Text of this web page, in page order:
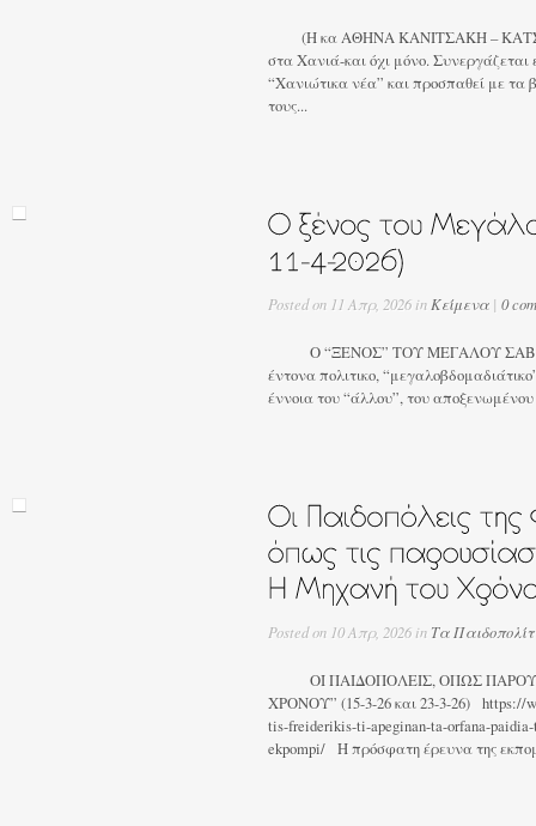
(Η κα ΑΘΗΝΑ ΚΑΝΙΤΣΑΚΗ –
στα Χανιά-και όχι μόνο. Συνεργάζεται
“Χανιώτικα νέα” και προσπαθεί με τα
τους...
Posted on 11 Απρ, 2026 in Κείμενα | 0
Ο “ΞΕΝΟΣ” ΤΟΥ ΜΕΓΑΛΟΥ
έντονα πολιτικο,
έννοια του “άλλου”, του
Posted on 10 Απρ, 2026 in Τα
ΟΙ ΠΑΙΔΟΠΟΛΕΙΣ, ΟΠΩΣ
ΧΡΟΝΟΥ” (15-3-26 και 23-3-26) https://
tis-freiderikis-ti-apeginan-ta-orfana-
ekpompi/ Η πρόσφατη έρευνα της